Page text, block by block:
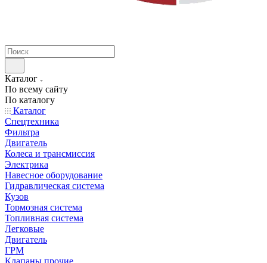
Каталог
По всему сайту
По каталогу
Каталог
Спецтехника
Фильтра
Двигатель
Колеса и трансмиссия
Электрика
Навесное оборудование
Гидравлическая система
Кузов
Тормозная система
Топливная система
Легковые
Двигатель
ГРМ
Клапаны прочие